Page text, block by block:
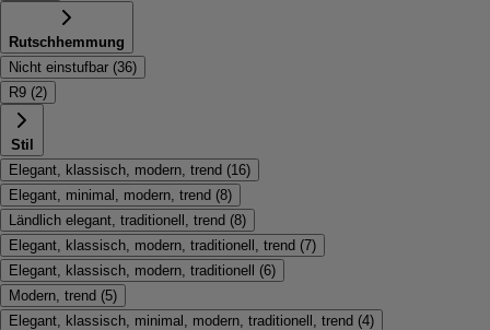
Rutschhemmung
Nicht einstufbar (36)
R9 (2)
Stil
Elegant, klassisch, modern, trend (16)
Elegant, minimal, modern, trend (8)
Ländlich elegant, traditionell, trend (8)
Elegant, klassisch, modern, traditionell, trend (7)
Elegant, klassisch, modern, traditionell
(6)
Modern, trend (5)
Elegant, klassisch, minimal, modern, traditionell, trend (4)